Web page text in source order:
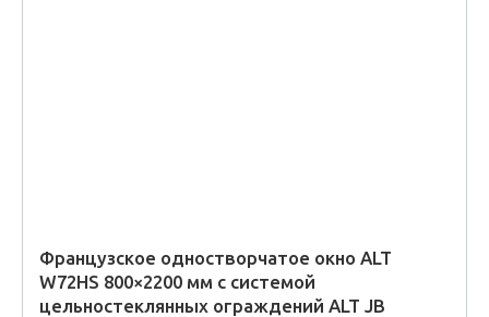
Французское одностворчатое окно ALT
W72HS 800×2200 мм с системой
цельностеклянных ограждений ALT JB